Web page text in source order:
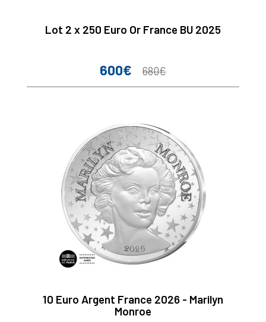
Lot 2 x 250 Euro Or France BU 2025
Prix
600€
Prix
680€
10 Euro Argent France 2026 - Marilyn
Monroe